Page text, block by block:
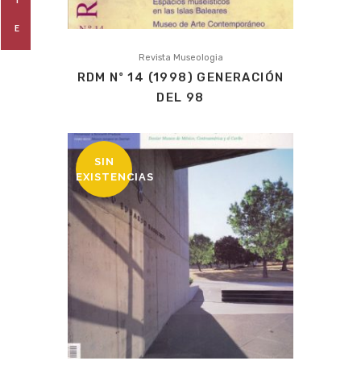
Revista Museologia
RDM Nº 14 (1998) GENERACIÓN
DEL 98
SIN
EXISTENCIAS
E